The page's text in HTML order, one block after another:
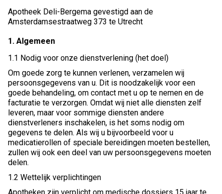
Apotheek Deli-Bergema gevestigd aan de
Amsterdamsestraatweg 373 te Utrecht
1. Algemeen
1.1 Nodig voor onze dienstverlening (het doel)
Om goede zorg te kunnen verlenen, verzamelen wij
persoonsgegevens van u. Dit is noodzakelijk voor een
goede behandeling, om contact met u op te nemen en de
facturatie te verzorgen. Omdat wij niet alle diensten zelf
leveren, maar voor sommige diensten andere
dienstverleners inschakelen, is het soms nodig om
gegevens te delen. Als wij u bijvoorbeeld voor u
medicatierollen of speciale bereidingen moeten bestellen,
zullen wij ook een deel van uw persoonsgegevens moeten
delen.
1.2 Wettelijk verplichtingen